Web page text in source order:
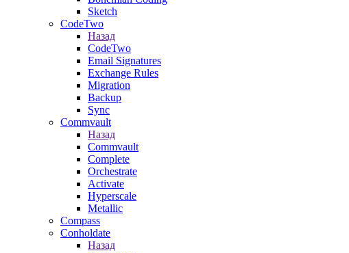
Sketch
CodeTwo
Назад
CodeTwo
Email Signatures
Exchange Rules
Migration
Backup
Sync
Commvault
Назад
Commvault
Complete
Orchestrate
Activate
Hyperscale
Metallic
Compass
Conholdate
Назад